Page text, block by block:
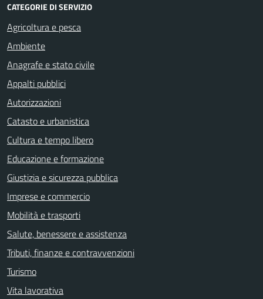
CATEGORIE DI SERVIZIO
Agricoltura e pesca
Ambiente
Anagrafe e stato civile
Appalti pubblici
Autorizzazioni
Catasto e urbanistica
Cultura e tempo libero
Educazione e formazione
Giustizia e sicurezza pubblica
Imprese e commercio
Mobilità e trasporti
Salute, benessere e assistenza
Tributi, finanze e contravvenzioni
Turismo
Vita lavorativa